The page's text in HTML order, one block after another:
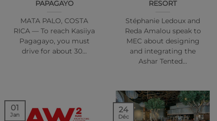
PAPAGAYO
MATA PALO, COSTA
RICA — To reach Kasiiya
Pagagayo, you must
drive for about 30…
RESORT
Stéphanie Ledoux and
Reda Amalou speak to
MEC about designing
and integrating the
Ashar Tented…
01
Jan
24
Déc